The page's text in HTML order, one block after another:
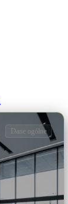
Dane ogólne